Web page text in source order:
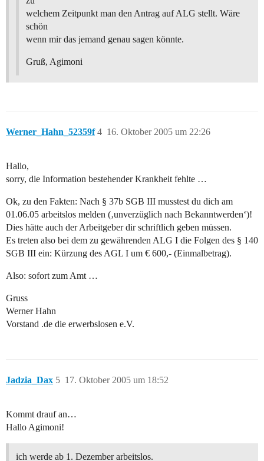
welchem Zeitpunkt man den Antrag auf ALG stellt. Wäre
schön
wenn mir das jemand genau sagen könnte.
Gruß, Agimoni
Werner_Hahn_52359f 16. Oktober 2005 um 22:26
4
Hallo,
sorry, die Information bestehender Krankheit fehlte …
Ok, zu den Fakten: Nach § 37b SGB III musstest du dich am
01.06.05 arbeitslos melden (‚unverzüglich nach Bekanntwerden‘)!
Dies hätte auch der Arbeitgeber dir schriftlich geben müssen.
Es treten also bei dem zu gewährenden ALG I die Folgen des § 140
SGB III ein: Kürzung des AGL I um € 600,- (Einmalbetrag).
Also: sofort zum Amt …
Gruss
Werner Hahn
Vorstand .de die erwerbslosen e.V.
Jadzia_Dax 17. Oktober 2005 um 18:52
5
Kommt drauf an…
Hallo Agimoni!
ich werde ab 1. Dezember arbeitslos.